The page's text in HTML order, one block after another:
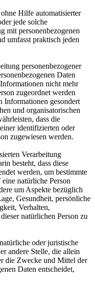
Hilfe automatisierter
jede solche
mit personenbezogenen
umfasst praktisch jeden
personenbezogener
Daten
nicht mehr
zugeordnet werden
Informationen gesondert
und organisatorischen
dass die
identifizierten oder
zugewiesen werden.
Verarbeitung
besteht, dass diese
werden, um bestimmte
natürliche Person
um Aspekte bezüglich
Gesundheit, persönliche
Verhalten,
natürlichen Person zu
oder juristische
andere Stelle, die allein
die Zwecke und Mittel der
Daten entscheidet,